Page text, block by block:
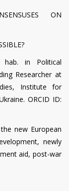
ES ON
hab. in Political
Researcher at
Institute for
ORCID ID:
the new European
newly
aid, post-war